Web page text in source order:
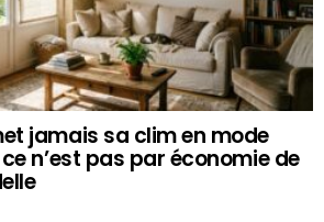
jamais sa clim en mode
n’est pas par économie de